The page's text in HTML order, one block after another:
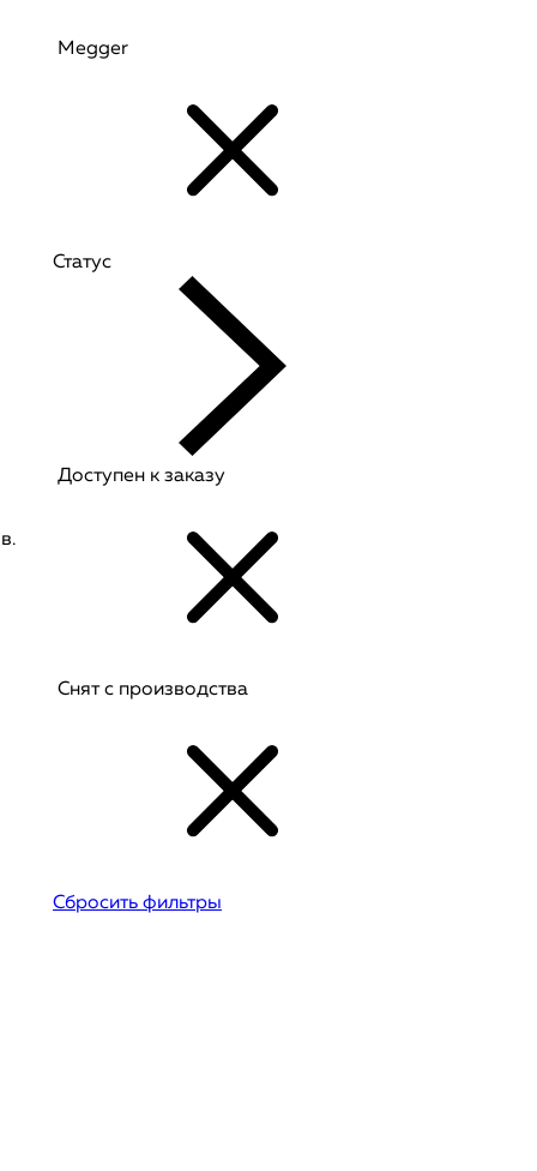
Megger
Статус
Доступен к заказу
Снят с производства
Сбросить фильтры